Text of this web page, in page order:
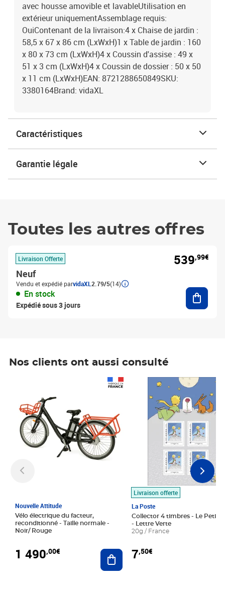
avec housse amovible et lavableUtilisation en
extérieur uniquementAssemblage requis:
OuiContenant de la livraison:4 x Chaise de jardin :
58,5 x 67 x 86 cm (LxWxH)1 x Table de jardin : 160
x 80 x 73 cm (LxWxH)4 x Coussin d'assise : 49 x
51 x 3 cm (LxWxH)4 x Coussin de dossier : 50 x 50
x 11 cm (LxWxH)EAN: 8721288650849SKU:
3380164Brand: vidaXL
Caractéristiques
Garantie légale
Toutes les autres offres
Livraison Offerte
Neuf
Vendu et expédié parvidaXL 2.79/5(14)
En stock
Expédié sous 3 jours
539,99€
Nos clients ont aussi consulté
Nouvelle Attitude
Vélo électrique du facteur,
reconditionné - Taille normale -
Noir/ Rouge
1 490,00€ Ajouter au panier
Livraison offerte
La Poste
Collector 4 timbres - Le Petit
- Lettre Verte
20g / France
7,50€
Prix 7,50€